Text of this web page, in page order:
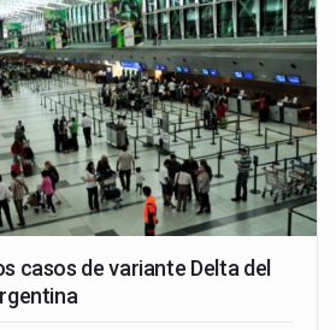
casos de variante Delta del